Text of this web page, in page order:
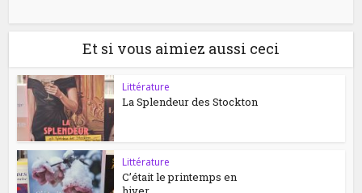
Et si vous aimiez aussi ceci
Littérature
La Splendeur des Stockton
Littérature
C’était le printemps en